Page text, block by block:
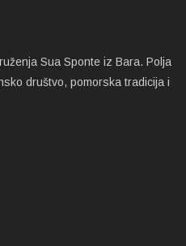
Sua Sponte iz Bara. Polja
društvo, pomorska tradicija i